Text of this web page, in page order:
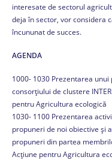
interesate de sectorul
deja în sector, vor considera
încununat de succes.
AGENDA
1000- 1030 Prezentarea
consorțiului de clustere
pentru Agricultura ecologică
1030- 1100 Prezentarea
propuneri de noi obiective și
propuneri din partea
Acțiune pentru Agricultura